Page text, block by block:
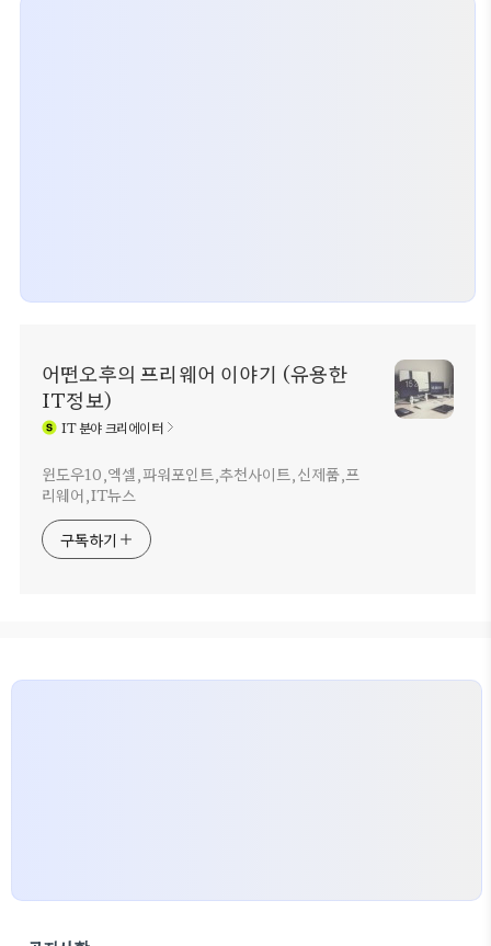
어떤오후의 프리웨어 이야기 (유용한
IT정보)
IT분야 크리에이터
윈도우10,엑셀,파워포인트,추천사이트,신제품,프
리웨어,IT뉴스
구독하기